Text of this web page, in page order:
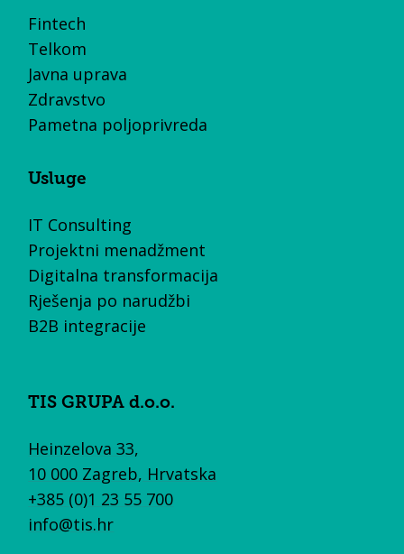
Fintech
Telkom
Javna uprava
Zdravstvo
Pametna poljoprivreda
Usluge
IT Consulting
Projektni menadžment
Digitalna transformacija
Rješenja po narudžbi
B2B integracije
TIS GRUPA d.o.o.
Heinzelova 33,
10 000 Zagreb, Hrvatska
+385 (0)1 23 55 700
info@tis.hr